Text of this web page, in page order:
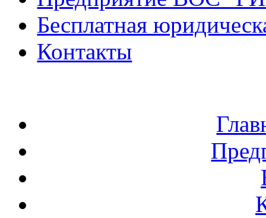
Бесплатная
Контакты